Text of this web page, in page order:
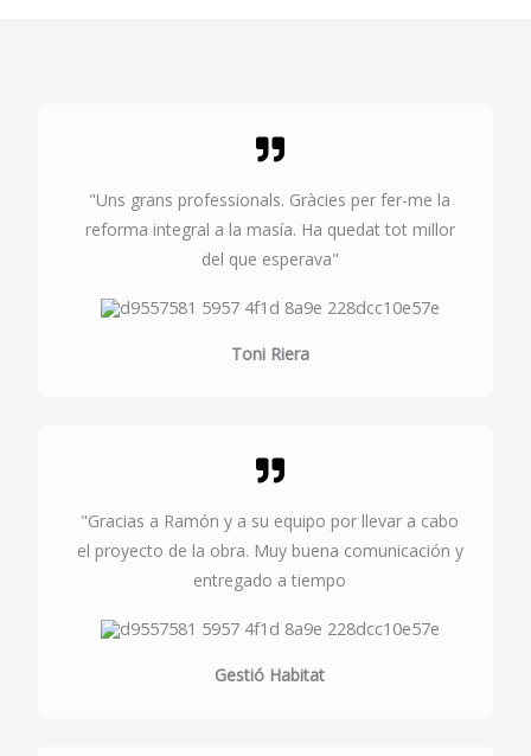
"Uns grans professionals. Gràcies per fer-me la
reforma integral a la masía. Ha quedat tot millor
del que esperava"
Toni Riera
"Gracias a Ramón y a su equipo por llevar a cabo
el proyecto de la obra. Muy buena comunicación y
entregado a tiempo
Gestió Habitat